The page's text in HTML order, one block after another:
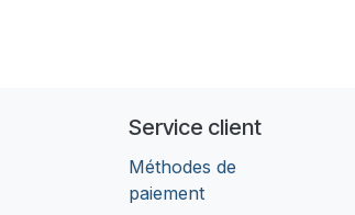
Service client
Méthodes de
paiement